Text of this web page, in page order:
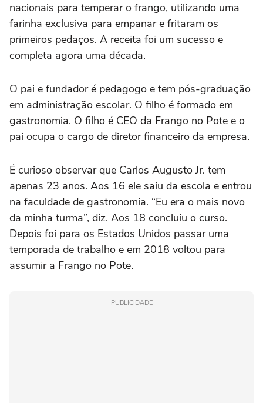
nacionais para temperar o frango, utilizando uma
farinha exclusiva para empanar e fritaram os
primeiros pedaços. A receita foi um sucesso e
completa agora uma década.
O pai e fundador é pedagogo e tem pós-graduação
em administração escolar. O filho é formado em
gastronomia. O filho é CEO da Frango no Pote e o
pai ocupa o cargo de diretor financeiro da empresa.
É curioso observar que Carlos Augusto Jr. tem
apenas 23 anos. Aos 16 ele saiu da escola e entrou
na faculdade de gastronomia. “Eu era o mais novo
da minha turma”, diz. Aos 18 concluiu o curso.
Depois foi para os Estados Unidos passar uma
temporada de trabalho e em 2018 voltou para
assumir a Frango no Pote.
PUBLICIDADE